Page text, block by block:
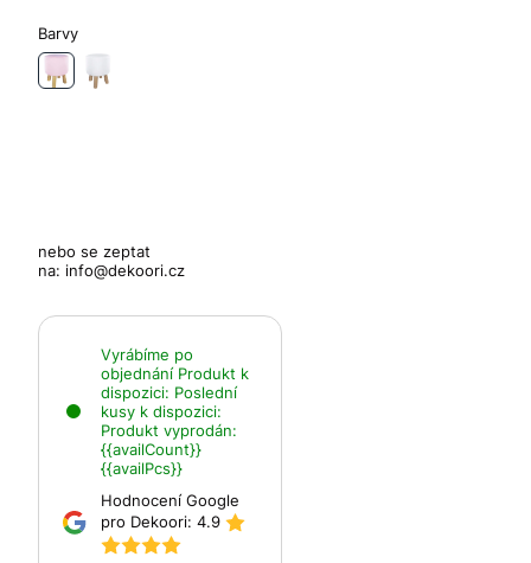
Barvy
nebo se zeptat
na: info@dekoori.cz
Vyrábíme po
objednání Produkt k
dispozici: Poslední
kusy k dispozici:
Produkt vyprodán:
{{availCount}}
{{availPcs}}
Hodnocení Google
pro Dekoori: 4.9